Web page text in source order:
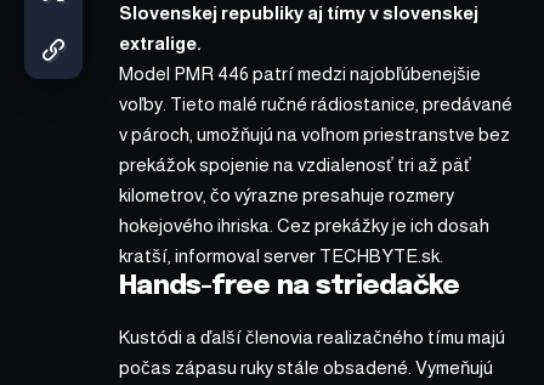
Slovenskej republiky aj tímy v slovenskej
extralige.
Model PMR 446 patrí medzi najobľúbenejšie
voľby. Tieto malé ručné rádiostanice, predávané
v pároch, umožňujú na voľnom priestranstve bez
prekážok spojenie na vzdialenosť tri až päť
kilometrov, čo výrazne presahuje rozmery
hokejového ihriska. Cez prekážky je ich dosah
kratší, informoval server TECHBYTE.sk.
Hands-free na striedačke
Kustódi a ďalší členovia realizačného tímu majú
počas zápasu ruky stále obsadené. Vymeňujú